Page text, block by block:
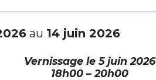
au 14 juin 2026
Vernissage le5 juin 2026
18h00 – 20h00